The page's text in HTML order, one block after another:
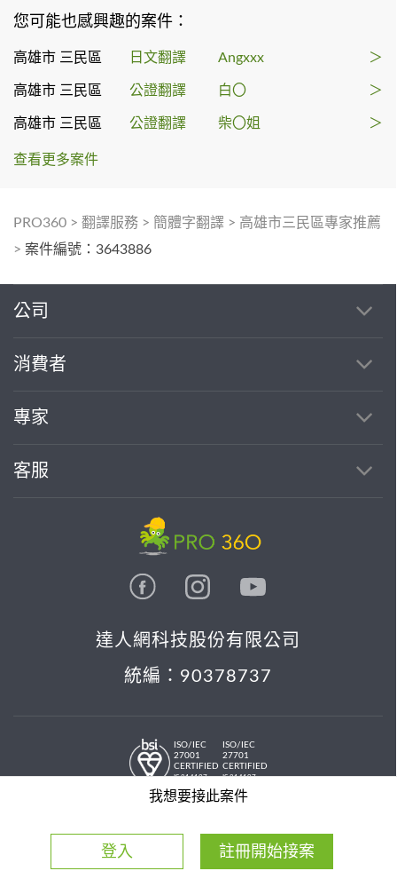
您可能也感興趣的案件：
高雄市 三民區 日文翻譯 Angxxx ＞
高雄市 三民區 公證翻譯 白〇 ＞
高雄市 三民區 公證翻譯 柴〇姐 ＞
查看更多案件
PRO360 > 翻譯服務 > 簡體字翻譯 > 高雄市三民區專家推薦
> 案件編號：3643886
我想要接此案件
登入 註冊開始接案
公司
消費者
專家
客服
達人網科技股份有限公司
統編：90378737
ISO/IEC
27001
CERTIFIED
IS 814197
ISO/IEC
27701
CERTIFIED
IS 814197
© 2026 PRO36O. All rights reserved.